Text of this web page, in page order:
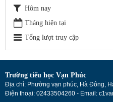
Hôm nay
Tháng hiện tại
Tổng lượt truy cập
Trường tiểu học Vạn Phúc
Địa chỉ: Phường vạn phúc, Hà Đông,
Điện thoại: 02433504260 - Email: